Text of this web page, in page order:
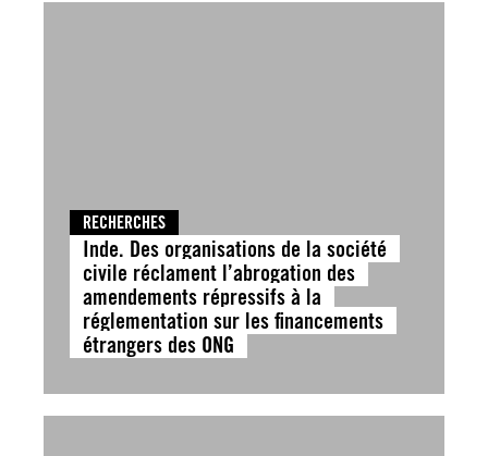
RECHERCHES
Inde. Des organisations de la société
civile réclament l’abrogation des
amendements répressifs à la
réglementation sur les financements
étrangers des ONG